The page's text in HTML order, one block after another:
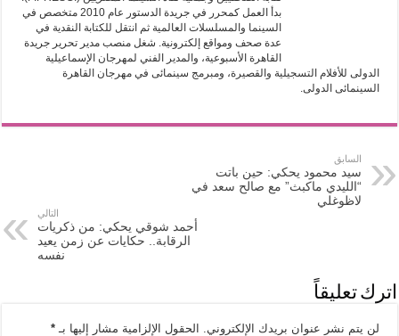
بدأ العمل كمحرر في جريدة الدستور عام 2010 متخصص في
السينما والمسلسلات العالمية ثم انتقل للكتابة النقدية في
عدة صحف ومواقع إلكترونية. شغل منصب مدير تحرير جريدة
القاهرة الأسبوعية، والمدير الفني لمهرجان الإسماعيلية
الدولى للأفلام التسجيلية والقصيرة، ومبرمج سينمائى في مهرجان القاهرة
السينمائى الدولى.
السابق
سيد محمود يحكي: حين باتت
“الليدي ماكبث” مع صالح سعد في
لاظوغلي
التالي
أحمد شوقي يحكي: من ذكريات
الرقابة.. حكايات عن زمن يعيد
نفسه
اترك تعليقاً
لن يتم نشر عنوان بريدك الإلكتروني. الحقول الإلزامية مشار إليها بـ*